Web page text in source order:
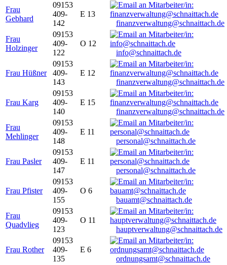
Frau
Gebhard
09153
409-
142
E 13
finanzverwaltung@schnaittach.de
Frau
Holzinger
09153
409-
122
O 12
info@schnaittach.de
Frau Hüßner
09153
409-
143
E 12
finanzverwaltung@schnaittach.de
Frau Karg
09153
409-
140
E 15
finanzverwaltung@schnaittach.de
Frau
Mehlinger
09153
409-
148
E 11
personal@schnaittach.de
Frau Pasler
09153
409-
147
E 11
personal@schnaittach.de
Frau Pfister
09153
409-
155
O 6
bauamt@schnaittach.de
Frau
Quadvlieg
09153
409-
123
O 11
hauptverwaltung@schnaittach.de
Frau Rother
09153
409-
135
E 6
ordnungsamt@schnaittach.de